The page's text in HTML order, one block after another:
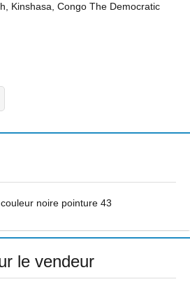
Kinshasa, Congo The Democratic
noire pointure 43
le vendeur